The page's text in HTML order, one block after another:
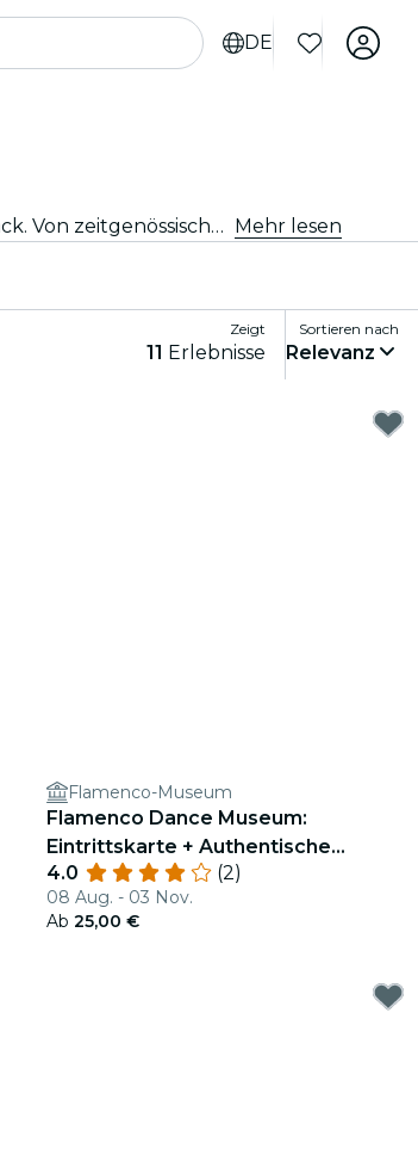
DE
Egal, ob Du tanzbegeistert bist oder einfach nach einem einzigartigen Abend suchst, Sevilla bietet etwas für jeden Geschmack. Von zeitgenössischem Tanz bis hin zu Ballett und allem, was dazwischen liegt, gibt es unzählige Ensembles und Produktionen, aus denen Du wählen kannst. Mehr lesen
Zeigt
11 Erlebnisse
Sortieren nach
Relevanz
Flamenco-Museum
Flamenco Dance Museum:
Eintrittskarte + Authentische
Flamenco-Show
4.0 (2)
08 Aug. - 03 Nov.
Ab 25,00 €